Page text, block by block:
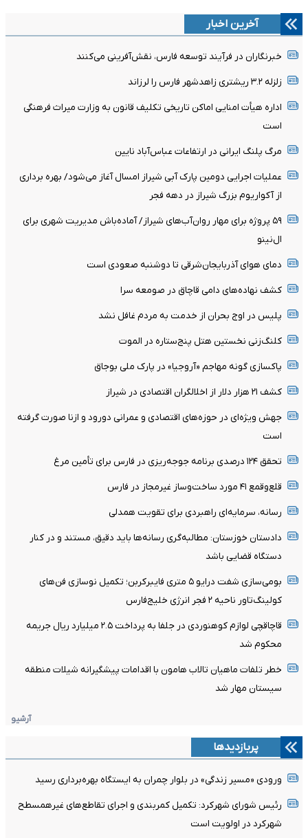
آخرین اخبار
خبرنگاران در فرآیند توسعه فارس، نقش‌آفرینی می‌کنند
زلزله ۳.۲ ریشتری زاهدشهر فارس را لرزاند
اداره هیأت امنایی اماکن تاریخی تکلیف قانون به وزارت میراث فرهنگی
است
مرگ پلنگ ایرانی در ارتفاعات عباس‌آباد نایین
عملیات اجرایی دومین پارک آبی شیراز امسال آغاز می‌شود/ بهره برداری
از آکواریوم بزرگ شیراز در دهه فجر
۵۹ پروژه برای مهار روان‌آب‌های شیراز/ آماده‌باش مدیریت شهری برای
ال‌نینو
دمای هوای آذربایجان‌شرقی تا دوشنبه صعودی است
کشف نهاده‌های دامی قاچاق در صومعه سرا
پلیس در اوج بحران از خدمت به مردم غافل نشد
کلنگ‌زنی نخستین هتل پنج‌ستاره در الموت
پاکسازی گونه مهاجم «آروجیا» در پارک ملی بوجاق
کشف ۲۱ هزار دلار از اخلالگران اقتصادی در شیراز
جهش ویژه‌ای در حوزه‌های اقتصادی و عمرانی دورود و ازنا صورت گرفته
است
تحقق ۱۲۴ درصدی برنامه جوجه‌ریزی در فارس برای تأمین مرغ
قلع‌وقمع ۴۱ مورد ساخت‌وساز غیرمجاز در فارس
رسانه، سرمایه‌ای راهبردی برای تقویت همدلی
دادستان خوزستان: مطالبه‌گری رسانه‌ها باید دقیق، مستند و در کنار
دستگاه قضایی باشد
بومی‌سازی شفت درایو ۵ متری فایبرکربن؛ تکمیل نوسازی فن‌های
کولینگ‌تاور ناحیه ۲ فجر انرژی خلیج‌فارس
قاچاقچی لوازم کوهنوردی در جلفا به پرداخت ۲.۵ میلیارد ریال جریمه
محکوم شد
خطر تلفات ماهیان تالاب هامون با اقدامات پیشگیرانه شیلات منطقه
سیستان مهار شد
آرشیو
پربازدیدها
ورودی «مسیر زندگی» در بلوار چمران به ایستگاه بهره‌برداری رسید
رئیس شورای شهرکرد: تکمیل کمربندی و اجرای تقاطع‌های غیرهمسطح
شهرکرد در اولویت است